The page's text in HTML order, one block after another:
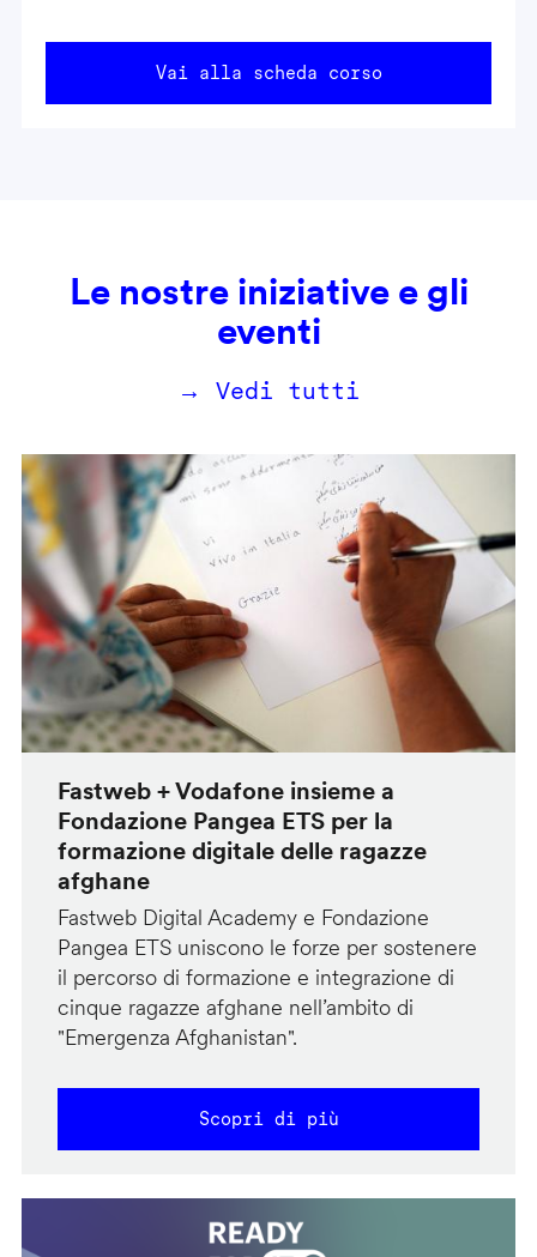
Vai alla scheda corso
Le nostre iniziative e gli
eventi
→ Vedi tutti
Fastweb + Vodafone insieme a
Fondazione Pangea ETS per la
formazione digitale delle ragazze
afghane
Fastweb Digital Academy e Fondazione
Pangea ETS uniscono le forze per sostenere
il percorso di formazione e integrazione di
cinque ragazze afghane nell’ambito di
"Emergenza Afghanistan".
Scopri di più